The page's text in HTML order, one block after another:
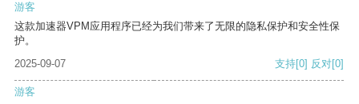
游客
这款加速器VPM应用程序已经为我们带来了无限的隐私保护和安全性保
护。
2025-09-07
支持[0] 反对[0]
游客